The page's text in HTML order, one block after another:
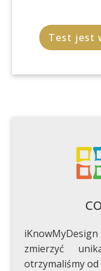
Test jest
zmierzyć
otrzymaliśmy od